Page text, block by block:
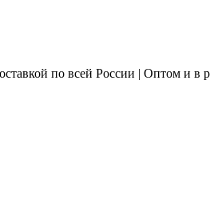
по всей России | Оптом и в